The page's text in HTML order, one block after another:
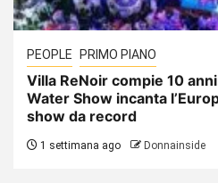
PEOPLE PRIMO PIANO
Villa ReNoir compie 10
Water Show incanta
show da record
1 settimana ago Donnainside